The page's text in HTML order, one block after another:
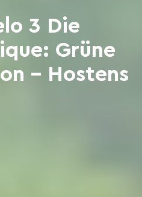
3 Die
Grüne
- Hostens